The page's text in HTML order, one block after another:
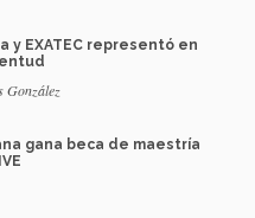
y EXATEC representó en
González
gana beca de maestría